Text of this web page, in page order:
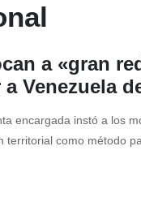
a «gran
Venezuela
encargada instó a los
territorial como método